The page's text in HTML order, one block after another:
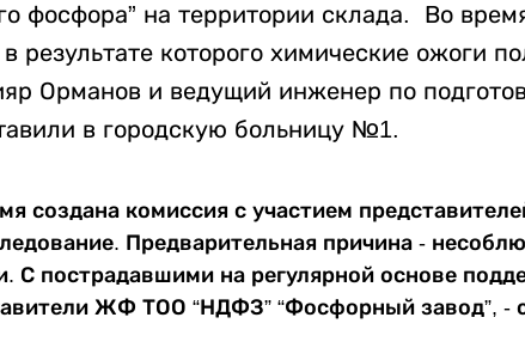
фосфора” на территории склада. Во
результате которого химические ожоги
Орманов и ведущий инженер по
в городскую больницу №1.
создана комиссия с участием
Предварительная причина -
С пострадавшими на регулярной основе
ЖФ ТОО “НДФЗ” “Фосфорный завод”, -